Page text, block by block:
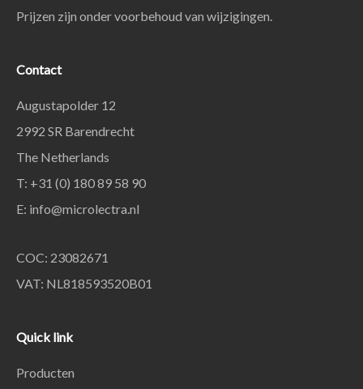
Prijzen zijn onder voorbehoud van wijzigingen.
Contact
Augustapolder 12
2992 SR Barendrecht
The Netherlands
T: +31 (0) 180 89 58 90
E: info@microlectra.nl
COC: 23082671
VAT: NL818593520B01
Quick link
Producten